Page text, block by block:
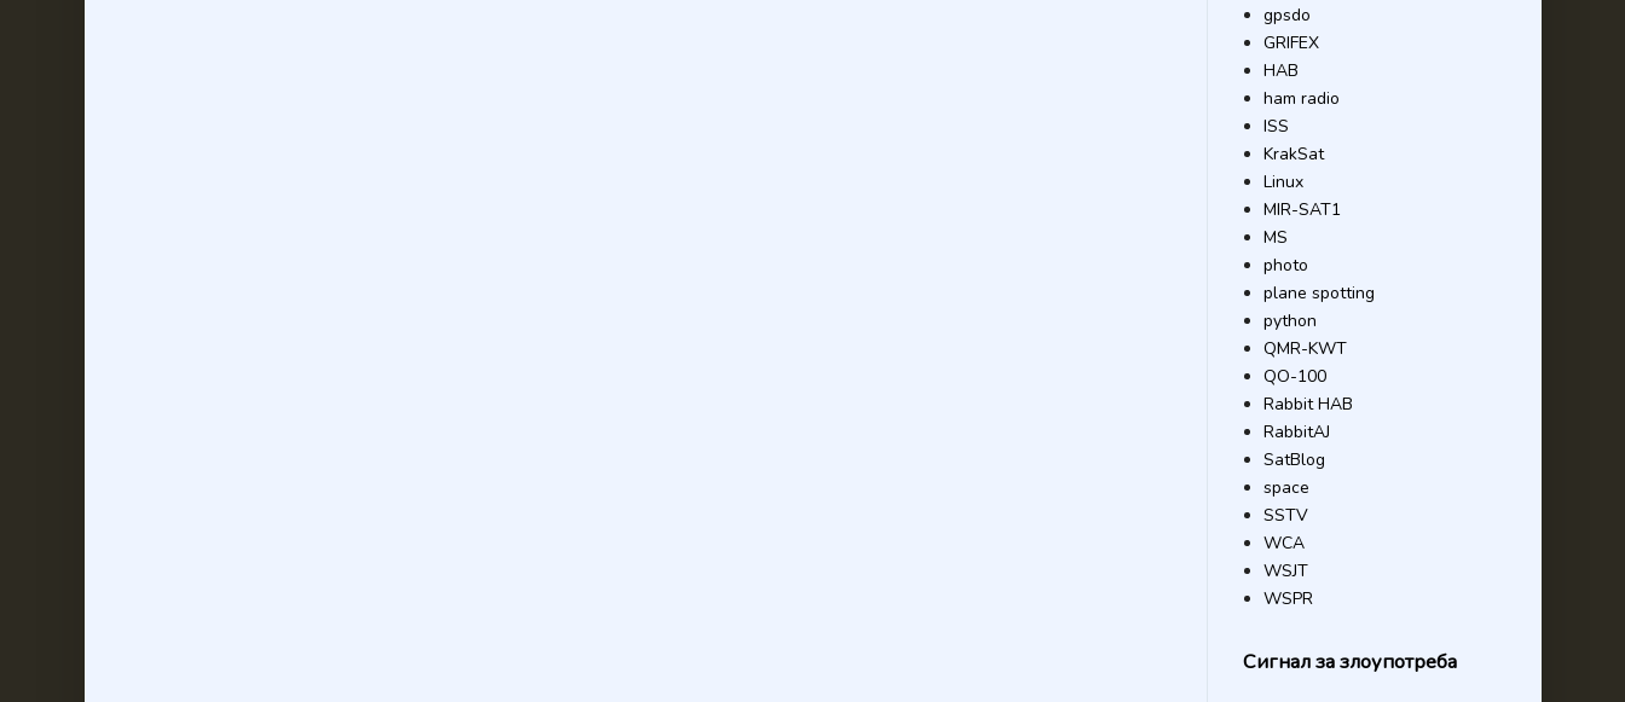
gpsdo
GRIFEX
HAB
ham radio
ISS
KrakSat
Linux
MIR-SAT1
MS
photo
plane spotting
python
QMR-KWT
QO-100
Rabbit HAB
RabbitAJ
SatBlog
space
SSTV
WCA
WSJT
WSPR
Сигнал за злоупотреба